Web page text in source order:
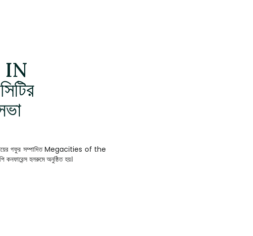
IN
ড. শায়ের গফুর সম্পাদিত Megacities of the
হলরুমে অনুষ্ঠিত হয়।